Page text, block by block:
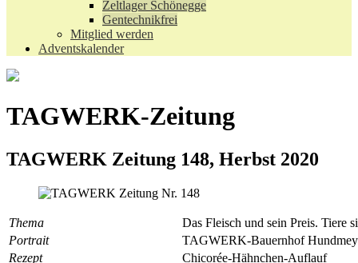
Zeltlager Schönegge
Gentechnikfrei
Mitglied werden
Adventskalender
TAGWERK-Zeitung
TAGWERK Zeitung 148, Herbst 2020
Thema
Das Fleisch und sein Preis. Tiere
Portrait
TAGWERK-Bauernhof
Rezept
Chicorée-Hähnchen-Auflauf